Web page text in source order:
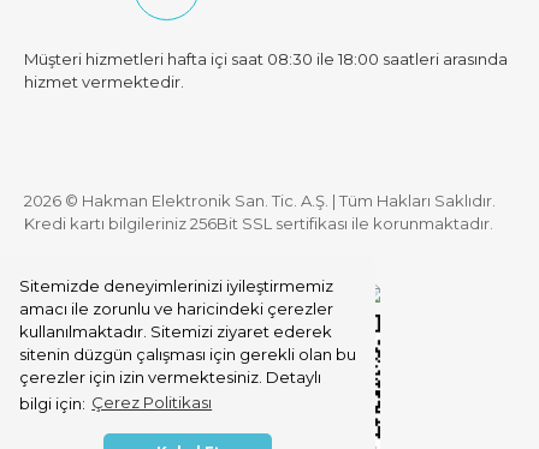
Sitemizde deneyimlerinizi iyileştirmemiz
amacı ile zorunlu ve haricindeki çerezler
kullanılmaktadır. Sitemizi ziyaret ederek
sitenin düzgün çalışması için gerekli olan bu
çerezler için izin vermektesiniz. Detaylı
bilgi için: Çerez Politikası
Müşteri hizmetleri hafta içi saat 08:30 ile 18:00 saatleri arasında
hizmet vermektedir.
2026 © Hakman Elektronik San. Tic. A.Ş. | Tüm Hakları Saklıdır.
Kredi kartı bilgileriniz 256Bit SSL sertifikası ile korunmaktadır.